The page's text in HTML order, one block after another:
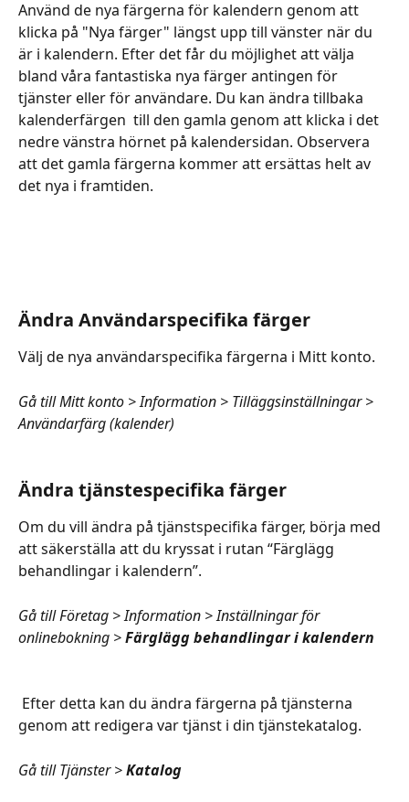
Använd de nya färgerna för kalendern genom att
klicka på "Nya färger" längst upp till vänster när du
är i kalendern. Efter det får du möjlighet att välja
bland våra fantastiska nya färger antingen för
tjänster eller för användare. Du kan ändra tillbaka
kalenderfärgen  till den gamla genom att klicka i det
nedre vänstra hörnet på kalendersidan. Observera
att det gamla färgerna kommer att ersättas helt av
det nya i framtiden.
Ändra Användarspecifika färger
Välj de nya användarspecifika färgerna i Mitt konto.
Gå till Mitt konto > Information > Tilläggsinställningar >
Användarfärg (kalender)
Ändra tjänstespecifika färger
Om du vill ändra på tjänstspecifika färger, börja med
att säkerställa att du kryssat i rutan “Färglägg
behandlingar i kalendern”.
Gå till Företag > Information > Inställningar för
onlinebokning > Färglägg behandlingar i kalendern
genom att redigera var tjänst i din tjänstekatalog.
Gå till Tjänster > Katalog